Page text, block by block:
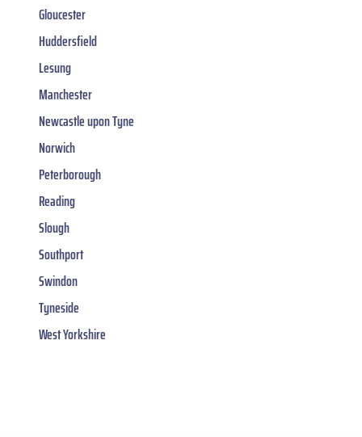
Gloucester
Huddersfield
Lesung
Manchester
Newcastle upon Tyne
Norwich
Peterborough
Reading
Slough
Southport
Swindon
Tyneside
West Yorkshire